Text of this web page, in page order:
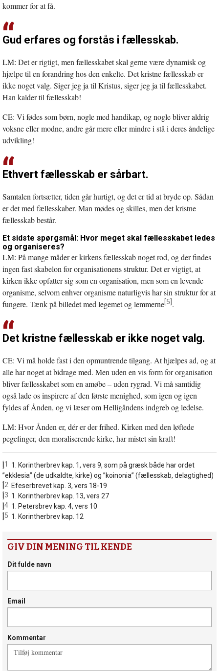
kommer for at få.
Gud erfares og forstås i fællesskab.
LM: Det er rigtigt, men fællesskabet skal gerne være dynamisk og
hjælpe til en forandring hos den enkelte. Det kristne fællesskab er
ikke noget valg. Siger jeg ja til Kristus, siger jeg ja til fællesskabet.
Han kalder til fællesskab!
CE: Vi fødes som børn, nogle med handikap, og nogle bliver aldrig
voksne eller modne, andre går mere eller mindre i stå i deres åndelige
udvikling!
Ethvert fællesskab er sårbart.
Samtalen fortsætter, tiden går hurtigt, og det er tid at bryde op. Sådan
er det med fællesskaber. Man mødes og skilles, men det kristne
fællesskab består.
Et sidste spørgsmål: Hvor meget skal fællesskabet ledes
og organiseres?
LM: På mange måder er kirkens fællesskab noget rod, og der findes
ingen fast skabelon for organisationens struktur. Det er vigtigt, at
kirken ikke opfatter sig som en organisation, men som en levende
organisme, selvom enhver organisme naturligvis har sin struktur for at
fungere. Tænk på billedet med legemet og lemmerne [5] .
Det kristne fællesskab er ikke noget valg.
CE: Vi må holde fast i den opmuntrende tilgang. At hjælpes ad, og at
alle har noget at bidrage med. Men uden en vis form for organisation
bliver fællesskabet som en amøbe – uden rygrad. Vi må samtidig
også lade os inspirere af den første menighed, som igen og igen
fyldes af Ånden, og vi læser om Helligåndens indgreb og ledelse.
LM: Hvor Ånden er, dér er der frihed. Kirken med den løftede
pegefinger, den moraliserende kirke, har mistet sin kraft!
1. Korintherbrev kap. 1, vers 9, som på græsk både har ordet
”ekklesia” (de udkaldte, kirke) og ”koinonia” (fællesskab, delagtighed)
Efeserbrevet kap. 3, vers 18-19
1. Korintherbrev kap. 13, vers 27
1. Petersbrev kap. 4, vers 10
1. Korintherbrev kap. 12
GIV DIN MENING TIL KENDE
Dit fulde navn
Email
Kommentar